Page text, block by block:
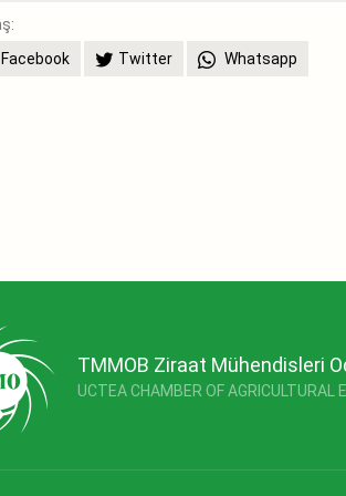
Facebook
Twitter Whatsapp
TMMOB Ziraat Mühendisleri
UCTEA CHAMBER OF AGRICULTURAL